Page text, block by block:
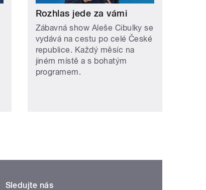
Rozhlas jede za vámi
Zábavná show Aleše Cibulky se
vydává na cestu po celé České
republice. Každý měsíc na
jiném místě a s bohatým
programem.
Sledujte nás